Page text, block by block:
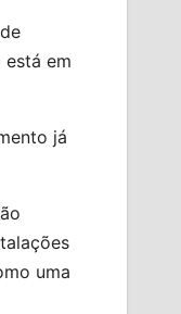
em
já
uma